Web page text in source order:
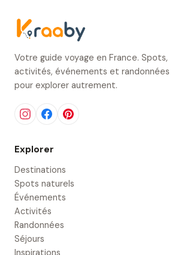
Votre guide voyage en France. Spots,
activités, événements et randonnées
pour explorer autrement.
Explorer
Destinations
Spots naturels
Événements
Activités
Randonnées
Séjours
Inspirations